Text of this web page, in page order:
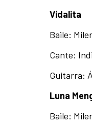
Vidalita
Baile:
Cante:
Guitarra:
Luna
Baile: